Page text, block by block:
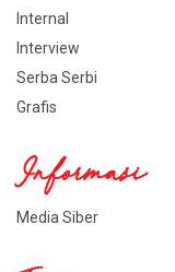
Internal
Interview
Serba Serbi
Grafis
Informasi
Media Siber